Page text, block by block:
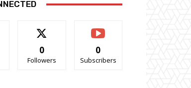
0
Followers
0
Subscribers